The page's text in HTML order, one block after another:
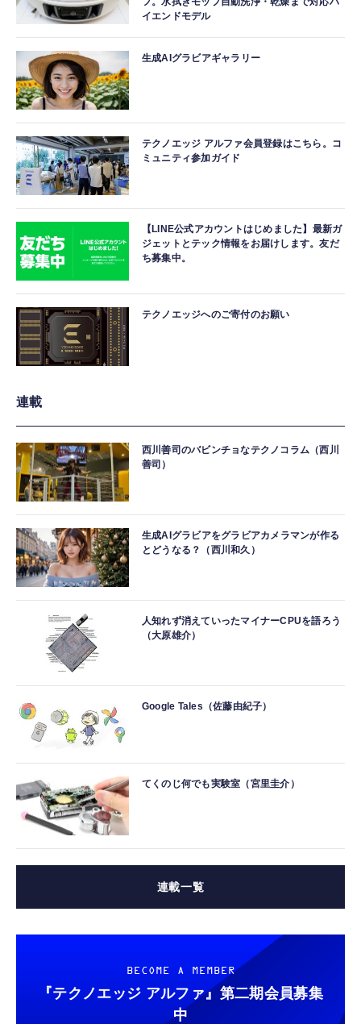
イエンドモデル
生成AIグラビアギャラリー
テクノエッジ アルファ会員登録はこちら。コ
ミュニティ参加ガイド
【LINE公式アカウントはじめました】最新ガ
ジェットとテック情報をお届けします。友だ
ち募集中。
テクノエッジへのご寄付のお願い
連載
西川善司のバビンチョなテクノコラム（西川
善司）
生成AIグラビアをグラビアカメラマンが作る
とどうなる？（西川和久）
人知れず消えていったマイナーCPUを語ろう
（大原雄介）
Google Tales（佐藤由紀子）
てくのじ何でも実験室（宮里圭介）
連載一覧
BECOME A MEMBER
『テクノエッジ アルファ』 第二期会員募集
中